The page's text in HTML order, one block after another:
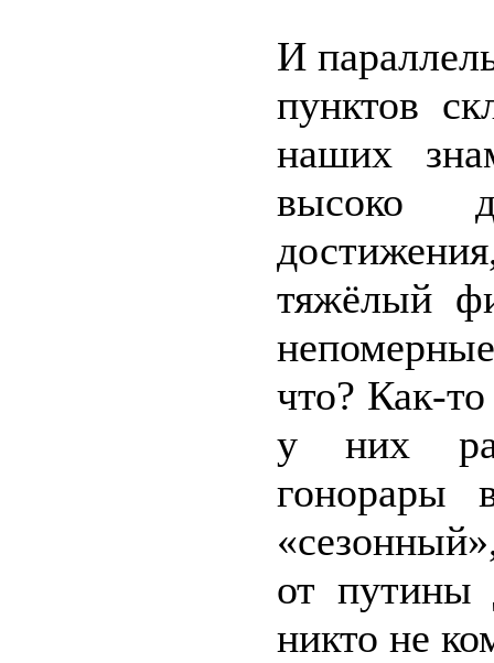
И
пунктов
наших
высоко
тяжёлый
что? Как-
у них
от
никто не